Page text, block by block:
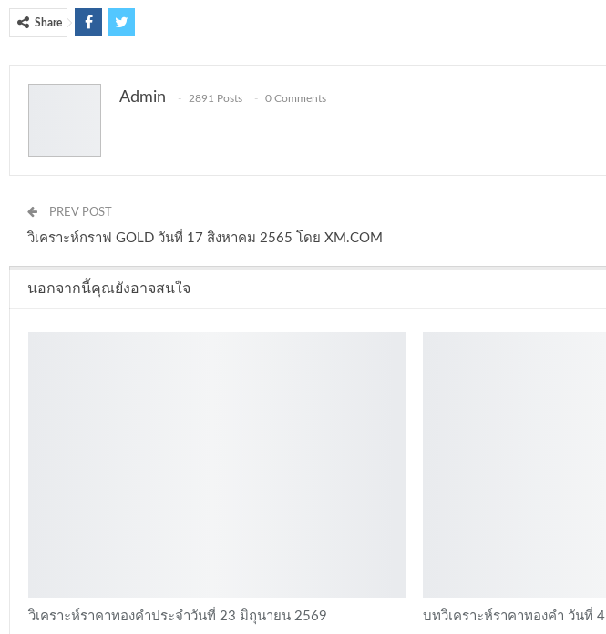
Share
Admin 2891 Posts 0 Comments
PREV POST
วิเคราะห์กราฟ GOLD วันที่ 17 สิงหาคม 2565 โดย XM.COM
นอกจากนี้คุณยังอาจสนใจ
วิเคราะห์ราคาทองคำประจำวันที่ 23 มิถุนายน 2569 บทวิเคราะห์ราคาทองคำ วันที่